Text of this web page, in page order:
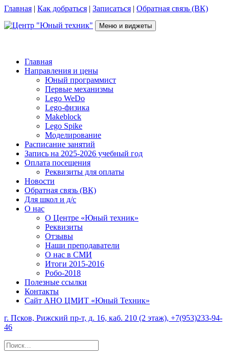
Перейти
содержимому
Главная | Как добраться | Записаться | Обратная связь (ВК)
Меню и виджеты
Главная
Направления и цены
Юный программист
Первые механизмы
Lego WeDo
Lego-физика
Makeblock
Lego Spike
Моделирование
Расписание занятий
Запись на 2025-2026 учебный год
Оплата посещения
Реквизиты для оплаты
Новости
Обратная связь (ВК)
Для школ и д/с
О нас
О Центре «Юный техник»
Реквизиты
Отзывы
Наши преподаватели
О нас в СМИ
Итоги 2015-2016
Робо-2018
Полезные ссылки
Контакты
Сайт АНО ЦМИТ «Юный Техник»
г. Псков, Рижский пр-т, д. 16, каб. 210 (2 этаж), +7(953)233-94-
46
Найти: